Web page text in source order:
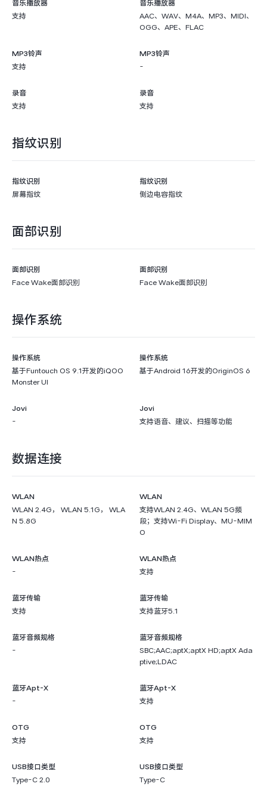
音乐播放器
支持
音乐播放器
AAC、WAV、M4A、MP3、MIDI、
OGG、APE、FLAC
MP3铃声
支持
MP3铃声
-
录音
支持
录音
支持
指纹识别
指纹识别
屏幕指纹
指纹识别
侧边电容指纹
面部识别
面部识别
Face Wake面部识别
面部识别
Face Wake面部识别
操作系统
操作系统
基于Funtouch OS 9.1开发的iQOO
Monster UI
操作系统
基于Android 16开发的OriginOS 6
Jovi
-
Jovi
支持语音、建议、扫描等功能
数据连接
WLAN
WLAN 2.4G， WLAN 5.1G， WLA
N 5.8G
WLAN
支持WLAN 2.4G、WLAN 5G频
段；支持Wi-Fi Display、MU-MIM
O
WLAN热点
-
WLAN热点
支持
蓝牙传输
支持
蓝牙传输
支持蓝牙5.1
蓝牙音频规格
-
蓝牙音频规格
SBC;AAC;aptX;aptX HD;aptX Ada
ptive;LDAC
蓝牙Apt-X
-
蓝牙Apt-X
支持
OTG
支持
OTG
支持
USB接口类型
Type-C 2.0
USB接口类型
Type-C